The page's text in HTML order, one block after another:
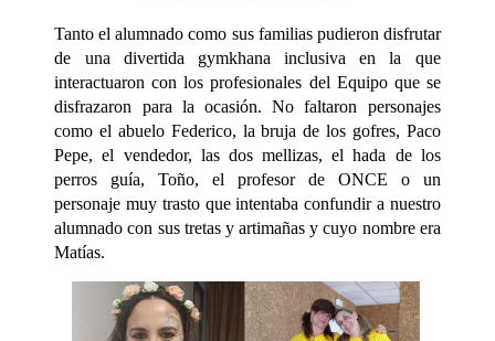
Tanto el alumnado como sus familias pudieron disfrutar
de una divertida gymkhana inclusiva en la que
interactuaron con los profesionales del Equipo que se
disfrazaron para la ocasión. No faltaron personajes
como el abuelo Federico, la bruja de los gofres, Paco
Pepe, el vendedor, las dos mellizas, el hada de los
perros guía, Toño, el profesor de ONCE o un
personaje muy trasto que intentaba confundir a nuestro
alumnado con sus tretas y artimañas y cuyo nombre era
Matías.